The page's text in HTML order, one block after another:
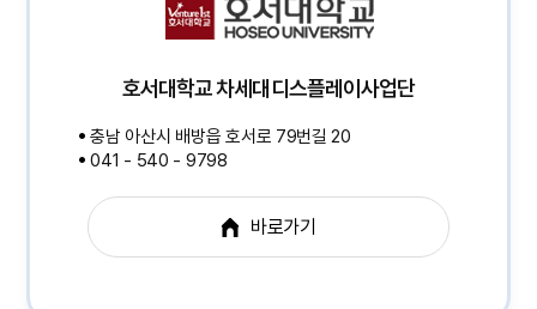
호서대학교 차세대디스플레이사업단
충남 아산시 배방읍 호서로 79번길 20
041 - 540 - 9798
바로가기